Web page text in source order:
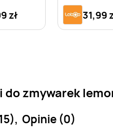
zł 31,99
do zmywarek
Opinie (0)